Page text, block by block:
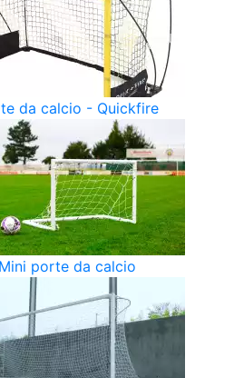
da calcio - Quickfire
Mini porte da calcio